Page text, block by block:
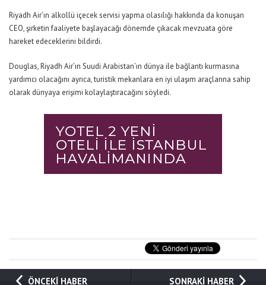
Riyadh Air’ın alkollü içecek servisi yapma olasılığı hakkında da konuşan
CEO, şirketin faaliyete başlayacağı dönemde çıkacak mevzuata göre
hareket edeceklerini bildirdi.
Douglas, Riyadh Air’ın Suudi Arabistan’ın dünya ile bağlantı kurmasına
yardımcı olacağını ayrıca, turistik mekanlara en iyi ulaşım araçlarına sahip
olarak dünyaya erişimi kolaylaştıracağını söyledi.
ÖNCEKİ HABER SONRAKİ HABER